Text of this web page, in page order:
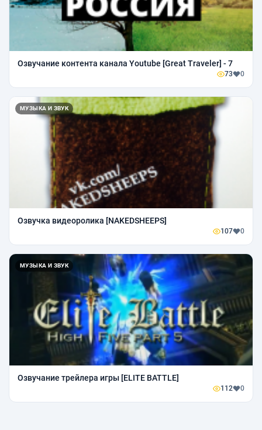
Озвучание контента канала Youtube [Great Traveler] - 7
73 0
МУЗЫКА И ЗВУК
Озвучка видеоролика [NAKEDSHEEPS]
107 0
МУЗЫКА И ЗВУК
Озвучание трейлера игры [ELITE BATTLE]
112 0